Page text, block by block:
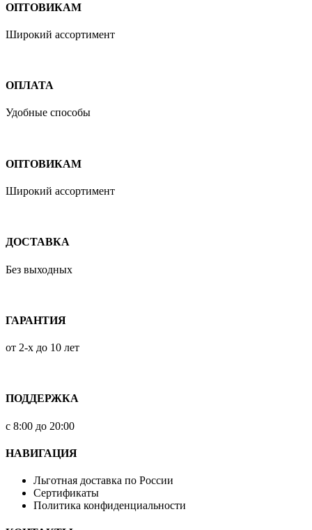
ОПТОВИКАМ
Широкий ассортимент
ОПЛАТА
Удобные способы
ОПТОВИКАМ
Широкий ассортимент
ДОСТАВКА
Без выходных
ГАРАНТИЯ
от 2-х до 10 лет
ПОДДЕРЖКА
с 8:00 до 20:00
НАВИГАЦИЯ
Льготная доставка по России
Сертификаты
Политика конфиденциальности